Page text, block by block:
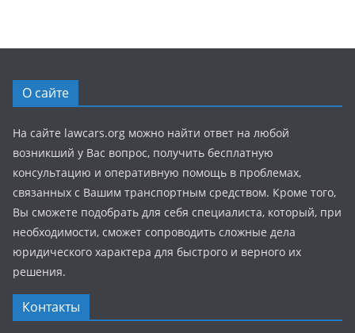
О сайте
На сайте lawcars.org можно найти ответ на любой
возникший у Вас вопрос, получить бесплатную
консультацию и оперативную помощь в проблемах,
связанных с Вашим транспортным средством. Кроме того,
Вы сможете подобрать для себя специалиста, который, при
необходимости, сможет сопроводить сложные дела
юридического характера для быстрого и верного их
решения.
Контакты